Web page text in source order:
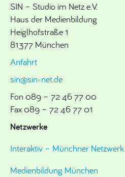
SIN – Studio im Netz e.V.
Haus der Medienbildung
Heiglhofstraße 1
81377 München
Anfahrt
sin@sin-net.de
Fon 089 – 72 46 77 00
Fax 089 – 72 46 77 01
Netzwerke
Interaktiv – Münchner
Medienbildung München